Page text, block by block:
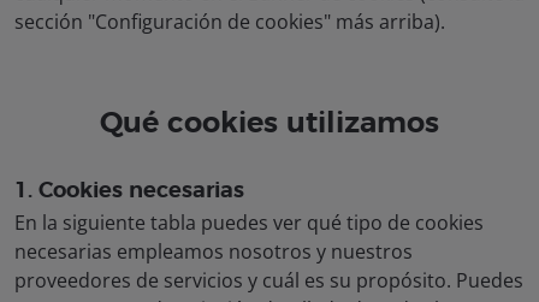
sección "Configuración de cookies" más arriba).
Qué cookies utilizamos
1. Cookies necesarias
En la siguiente tabla puedes ver qué tipo de cookies
necesarias empleamos nosotros y nuestros
proveedores de servicios y cuál es su propósito. Puedes